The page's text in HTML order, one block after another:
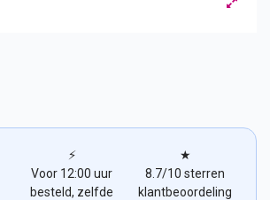
⚡
Voor 12:00 uur
besteld, zelfde
★
8.7/10 sterren
klantbeoordeling